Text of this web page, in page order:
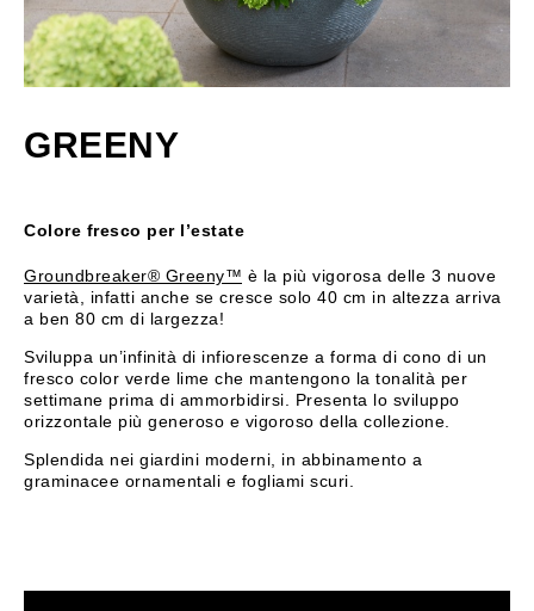
GREENY
Colore fresco per l’estate
Groundbreaker® Greeny™ è la più vigorosa delle 3 nuove
varietà, infatti anche se cresce solo 40 cm in altezza arriva
a ben 80 cm di largezza!
Sviluppa un’infinità di infiorescenze a forma di cono di un
fresco color verde lime che mantengono la tonalità per
settimane prima di ammorbidirsi. Presenta lo sviluppo
orizzontale più generoso e vigoroso della collezione.
Splendida nei giardini moderni, in abbinamento a
graminacee ornamentali e fogliami scuri.